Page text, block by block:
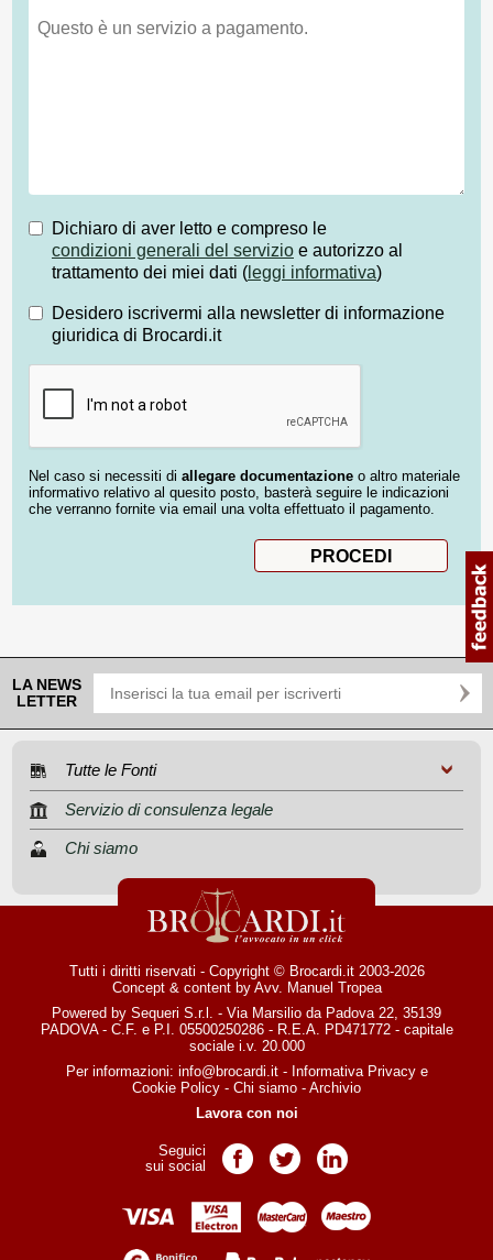
Dichiaro di aver letto e compreso le
condizioni generali del servizio e autorizzo al
trattamento dei miei dati ( leggi informativa)
Desidero iscrivermi alla newsletter di informazione
giuridica di Brocardi.it
Nel caso si necessiti di allegare documentazione o altro materiale
informativo relativo al quesito posto, basterà seguire le indicazioni
che verranno fornite via email una volta effettuato il pagamento.
LA NEWS
LETTER
Tutte le Fonti
Servizio di consulenza legale
Chi siamo
Tutti i diritti riservati - Copyright © Brocardi.it 2003-2026
Concept & content by Avv. Manuel Tropea
Powered by Sequeri S.r.l. - Via Marsilio da Padova 22, 35139
PADOVA - C.F. e P.I. 05500250286 - R.E.A. PD471772 - capitale
sociale i.v. 20.000
Per informazioni: info@brocardi.it- Informativa Privacye
Cookie Policy - Chi siamo - Archivio
Lavora con noi
Seguici
sui social
Pagina Facebook
Pagina TwitterPagina LinkedIn